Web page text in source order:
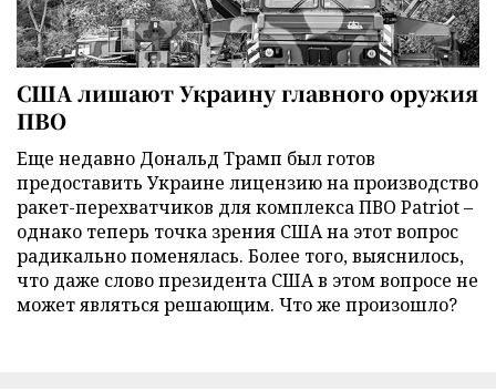
США лишают Украину главного оружия
ПВО
Еще недавно Дональд Трамп был готов
предоставить Украине лицензию на производство
ракет-перехватчиков для комплекса ПВО Patriot –
однако теперь точка зрения США на этот вопрос
радикально поменялась. Более того, выяснилось,
что даже слово президента США в этом вопросе не
может являться решающим. Что же произошло?